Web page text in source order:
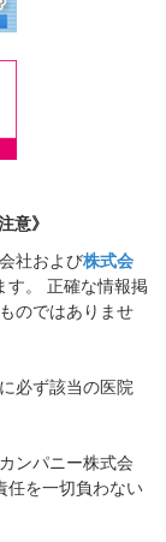
意》
社および株式会
す。 正確な情報掲
のではありませ
必ず該当の医院
ンパニー株式会
任を一切負わない